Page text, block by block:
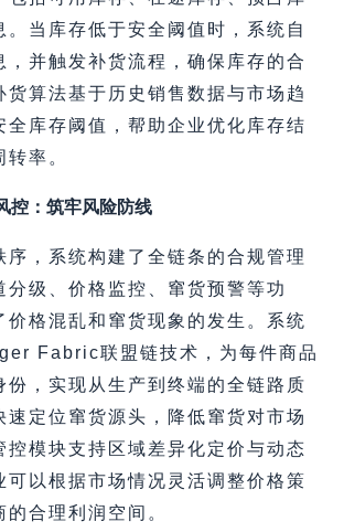
。当库存低于安全阈值时，系统自
，并触发补货流程，确保库存的合
货算法基于历史销售数据与市场趋
全库存阈值，帮助企业优化库存结
率。
控：筑牢风险防线
序，系统构建了全链条的合规管理
分级、价格监控、窜货预警等功
价格混乱和窜货现象的发生。系统
Fabric联盟链技术，为每件商品
份，实现从生产到终端的全链路质
速定位窜货源头，降低窜货对市场
控模块支持区域差异化定价与动态
可以根据市场情况灵活调整价格策
合理利润空间。